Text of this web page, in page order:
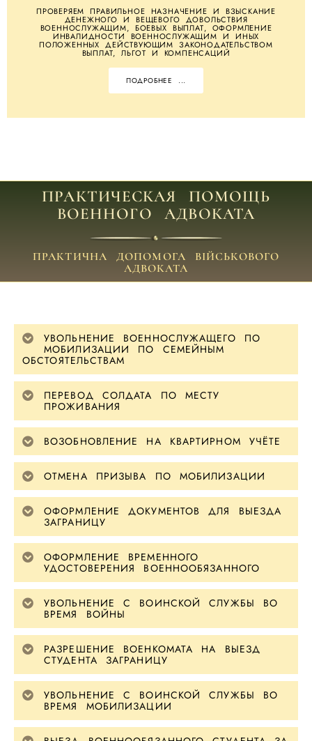
ПРОВЕРЯЕМ ПРАВИЛЬНОЕ НАЗНАЧЕНИЕ И ВЗЫСКАНИЕ
ДЕНЕЖНОГО И ВЕЩЕВОГО ДОВОЛЬСТВИЯ
ВОЕННОСЛУЖАЩИМ, БОЕВЫХ ВЫПЛАТ, ОФОРМЛЕНИЕ
ИНВАЛИДНОСТИ ВОЕННОСЛУЖАЩИМ И ИНЫХ
ПОЛОЖЕННЫХ ДЕЙСТВУЮЩИМ ЗАКОНОДАТЕЛЬСТВОМ
ВЫПЛАТ, ЛЬГОТ И КОМПЕНСАЦИЙ
ПОДРОБНЕЕ ...
ПРАКТИЧЕСКАЯ ПОМОЩЬ
ВОЕННОГО АДВОКАТА
ПРАКТИЧНА ДОПОМОГА ВІЙСЬКОВОГО
АДВОКАТА
УВОЛЬНЕНИЕ ВОЕННОСЛУЖАЩЕГО ПО
МОБИЛИЗАЦИИ ПО СЕМЕЙНЫМ
ОБСТОЯТЕЛЬСТВАМ
ПЕРЕВОД СОЛДАТА ПО МЕСТУ
ПРОЖИВАНИЯ
ВОЗОБНОВЛЕНИЕ НА КВАРТИРНОМ УЧЁТЕ
ОТМЕНА ПРИЗЫВА ПО МОБИЛИЗАЦИИ
ОФОРМЛЕНИЕ ДОКУМЕНТОВ ДЛЯ ВЫЕЗДА
ЗАГРАНИЦУ
ОФОРМЛЕНИЕ ВРЕМЕННОГО
УДОСТОВЕРЕНИЯ ВОЕННООБЯЗАННОГО
УВОЛЬНЕНИЕ С ВОИНСКОЙ СЛУЖБЫ ВО
ВРЕМЯ ВОЙНЫ
РАЗРЕШЕНИЕ ВОЕНКОМАТА НА ВЫЕЗД
СТУДЕНТА ЗАГРАНИЦУ
УВОЛЬНЕНИЕ С ВОИНСКОЙ СЛУЖБЫ ВО
ВРЕМЯ МОБИЛИЗАЦИИ